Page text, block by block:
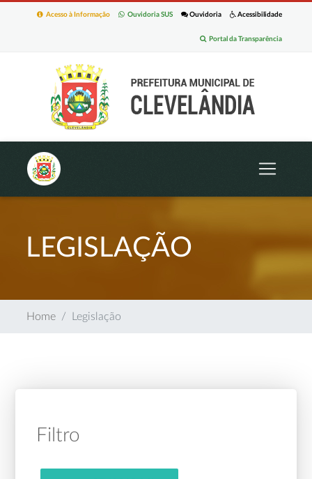
Acessibilidade
Ouvidoria
Ouvidoria SUS
Acesso à Informação
Portal da Transparência
LEGISLAÇÃO
Home Legislação
Filtro